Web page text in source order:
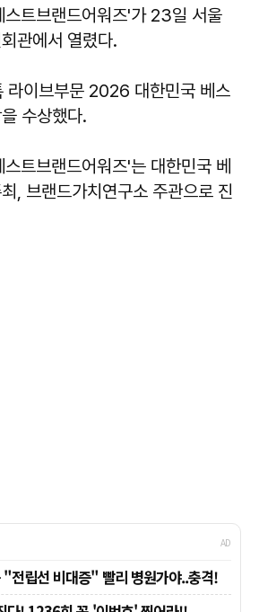
트브랜드어워즈'가 23일 서울
관에서 열렸다.
라이브부문 2026 대한민국 베스
수상했다.
트브랜드어워즈'는 대한민국 베
, 브랜드가치연구소 주관으로 진